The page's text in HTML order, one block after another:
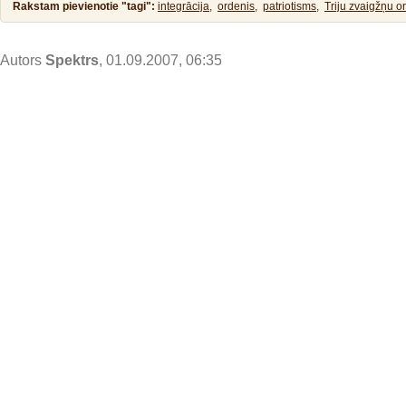
Rakstam pievienotie "tagi": integrācija, ordenis, patriotisms, Triju zvaigžņu
Autors Spektrs, 01.09.2007, 06:35